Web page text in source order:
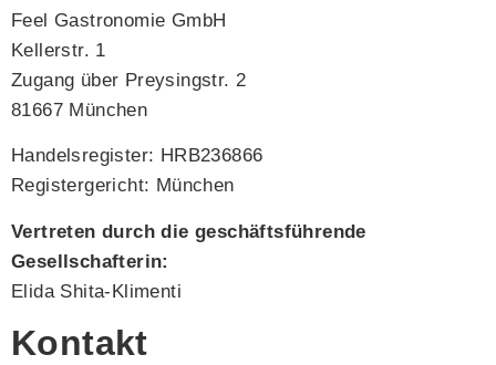
Feel Gastronomie GmbH
Kellerstr. 1
Zugang über Preysingstr. 2
81667 München
Handelsregister: HRB236866
Registergericht: München
Vertreten durch die geschäftsführende
Gesellschafterin:
Elida Shita-Klimenti
Kontakt